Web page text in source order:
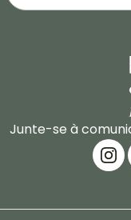
Junte-se à